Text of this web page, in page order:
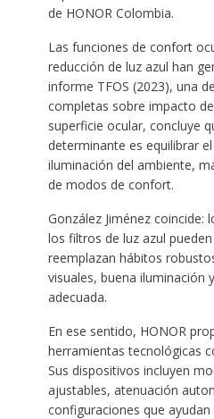
de HONOR Colombia.
Las funciones de confort
reducción de luz azul han
informe TFOS (2023), una
completas sobre impacto
superficie ocular, concluye
determinante es equilibrar
iluminación del ambiente,
de modos de confort.
González Jiménez
los filtros de luz azul
reemplazan hábitos
visuales, buena iluminación
adecuada.
En ese sentido, HONOR
herramientas tecnológicas
Sus dispositivos incluyen
ajustables, atenuación
configuraciones que